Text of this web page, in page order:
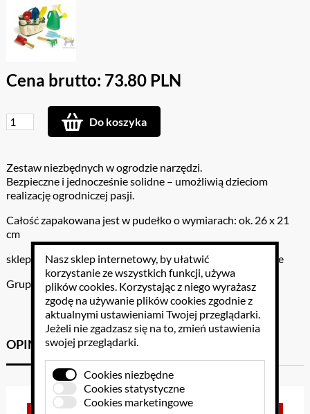
Cena brutto: 73.80 PLN
Do koszyka
Zestaw niezbędnych w ogrodzie narzędzi.
Bezpieczne i jednocześnie solidne – umożliwią dzieciom
realizację ogrodniczej pasji.
Całość zapakowana jest w pudełko o wymiarach: ok. 26 x 21
cm
sklep z zabawkami zabawki drewniane zabawki edukacyjne
Grupa wiekowa: od 3 lat
OPINIE KLIENTÓW
Nasz sklep internetowy, by ułatwić
korzystanie ze wszystkich funkcji, używa
plików cookies. Korzystając z niego wyrażasz
zgodę na używanie plików cookies zgodnie z
aktualnymi ustawieniami Twojej przeglądarki.
Jeżeli nie zgadzasz się na to, zmień ustawienia
swojej przeglądarki.
Cookies niezbędne
Cookies statystyczne
Cookies marketingowe